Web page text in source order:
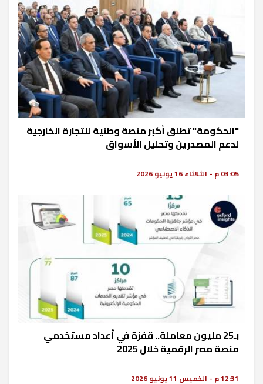
"الحكومة" تطلق أكبر منصة وطنية للتجارة الخارجية
لدعم المصدرين وتحليل الأسواق
03:05 م - الثلاثاء 16 يونيو 2026
بـ25 مليون معاملة.. قفزة في أعداد مستخدمي
منصة مصر الرقمية خلال 2025
12:31 م - الخميس 11 يونيو 2026